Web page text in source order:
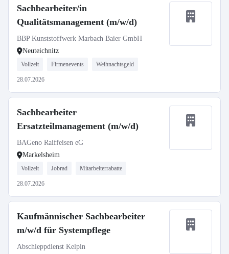
Sachbearbeiter/in
Qualitätsmanagement (m/w/d)
BBP Kunststoffwerk Marbach Baier GmbH
Neuteichnitz
Vollzeit Firmenevents Weihnachtsgeld
28.07.2026
Sachbearbeiter
Ersatzteilmanagement (m/w/d)
BAGeno Raiffeisen eG
Markelsheim
Vollzeit Jobrad Mitarbeiterrabatte
28.07.2026
Kaufmännischer Sachbearbeiter
m/w/d für Systempflege
Abschleppdienst Kelpin